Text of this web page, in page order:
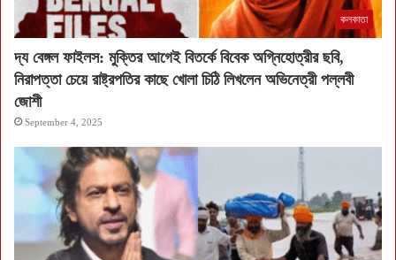
কলকাতা
দ্য বেঙ্গল ফাইলস: মুক্তির আগেই বিতর্কে বিবেক অগ্নিহোত্রীর ছবি,
নিরাপত্তা চেয়ে রাষ্ট্রপতির কাছে খোলা চিঠি লিখলেন অভিনেত্রী পল্লবী
জোশী
September 4, 2025